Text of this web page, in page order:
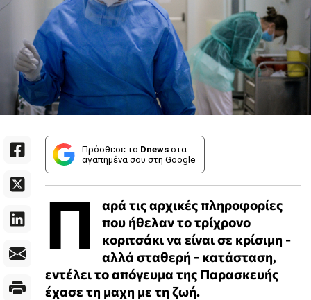
Πρόσθεσε το Dnews στα
αγαπημένα σου στη Google
Π
αρά τις αρχικές πληροφορίες
που ήθελαν το τρίχρονο
κοριτσάκι να είναι σε κρίσιμη -
αλλά σταθερή - κατάσταση,
εντέλει το απόγευμα της Παρασκευής
έχασε τη μαχη με τη ζωή.